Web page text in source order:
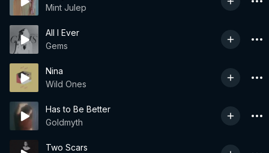
Mint Julep
All I Ever
Gems
Nina
Wild Ones
Has to Be Better
Goldmyth
Two Scars